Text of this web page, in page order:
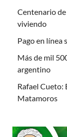
Centenario
viviendo
Pago en línea
Más de mil
argentino
Rafael Cueto:
Matamoros